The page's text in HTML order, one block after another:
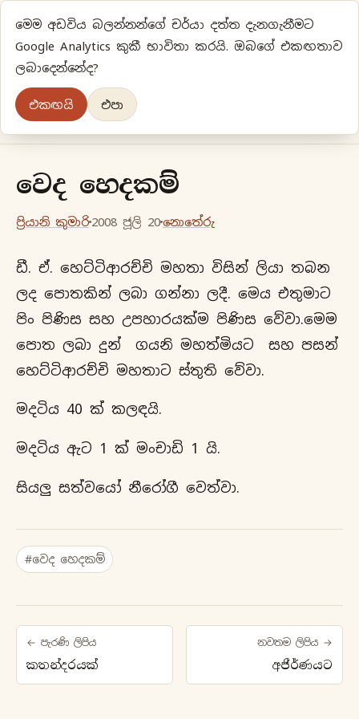
ප්‍රියානිගේ අදහස්‍...
මුල් පිටුවවර්ගීකරණ
වෙද හෙදකම්
ප්‍රියානි කුමාරි 2008 ජූලි 20 නොතේරු
ඩී. ඒ. හෙට්ටිආරච්චි මහතා විසින් ලියා තබන
ලද පොතකින් ලබා ගන්නා ලදී. මෙය එතුමාට
පිං පිණිස සහ උපහාරයක්ම පිණිස වේවා.මෙම
පොත ලබා දුන් ගයනි මහත්මියට සහ පසන්
හෙට්ටිආරච්චි මහතාට ස්තුති වේවා.
මදටිය 40 ක් කලඳයි.
මදටිය ඇට 1 ක් මංචාඩි 1 යි.
සියලු සත්වයෝ නීරෝගී වෙත්වා.
#වෙද හෙදකම්
← පැරණි ලිපිය
කතන්දරයක්
නවතම ලිපිය →
අජීර්ණයට
මෙම අඩවිය බලන්නන්ගේ චර්යා දත්ත දැනගැනීමට
Google Analytics කුකී භාවිතා කරයි. ඔබගේ එකඟතාව
ලබාදෙන්නේද?
එකඟයි එපා